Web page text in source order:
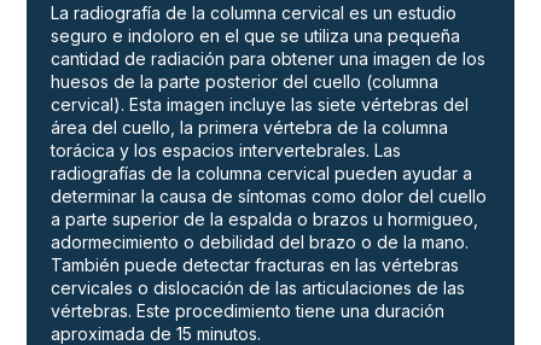
La radiografía de la columna cervical es un estudio
seguro e indoloro en el que se utiliza una pequeña
cantidad de radiación para obtener una imagen de los
huesos de la parte posterior del cuello (columna
cervical). Esta imagen incluye las siete vértebras del
área del cuello, la primera vértebra de la columna
torácica y los espacios intervertebrales. Las
radiografías de la columna cervical pueden ayudar a
determinar la causa de síntomas como dolor del cuello
a parte superior de la espalda o brazos u hormigueo,
adormecimiento o debilidad del brazo o de la mano.
También puede detectar fracturas en las vértebras
cervicales o dislocación de las articulaciones de las
vértebras. Este procedimiento tiene una duración
aproximada de 15 minutos.